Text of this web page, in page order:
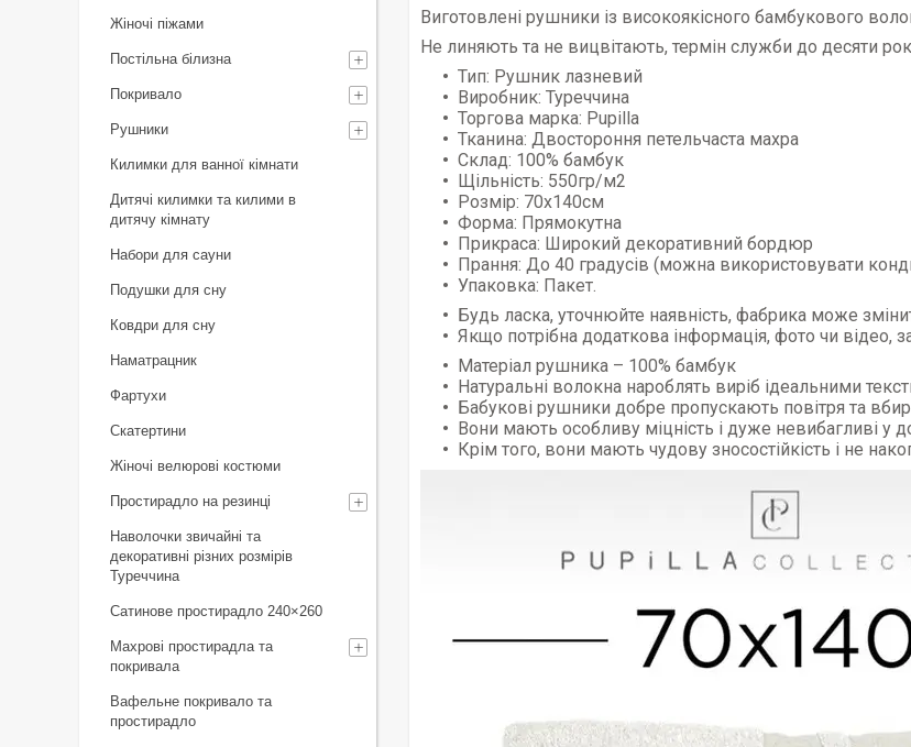
Виготовлені рушники із високоякісного бамбукового
Не линяють та не вицвітають, термін служби до десяти
Тип: Рушник лазневий
Виробник: Туреччина
Торгова марка: Pupilla
Тканина: Двостороння петельчаста махра
Склад: 100% бамбук
Щільність: 550гр/м2
Розмір: 70x140см
Форма: Прямокутна
Прикраса: Широкий декоративний бордюр
Прання: До 40 градусів (можна використовувати
Упаковка: Пакет.
Будь ласка, уточнюйте наявність, фабрика може
Якщо потрібна додаткова інформація, фото чи відео,
Матеріал рушника – 100% бамбук
Натуральні волокна нароблять виріб ідеальними
Бабукові рушники добре пропускають повітря та
Вони мають особливу міцність і дуже невибагливі у
Крім того, вони мають чудову зносостійкість і не
Жіночі піжами
Постільна білизна
Покривало
Рушники
Килимки для ванної кімнати
Дитячі килимки та килими в
дитячу кімнату
Набори для сауни
Подушки для сну
Ковдри для сну
Наматрацник
Фартухи
Скатертини
Жіночі велюрові костюми
Простирадло на резинці
Наволочки звичайні та
декоративні різних розмірів
Туреччина
Сатинове простирадло 240×260
Махрові простирадла та
покривала
Вафельне покривало та
простирадло